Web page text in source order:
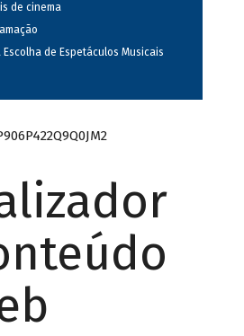
de cinema
de Espetáculos Musicais